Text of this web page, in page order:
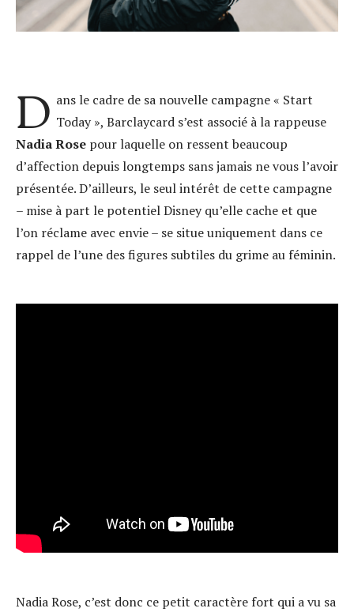
D ans le cadre de sa nouvelle campagne « Start
Today », Barclaycard s’est associé à la rappeuse
Nadia Rose pour laquelle on ressent beaucoup
d’affection depuis longtemps sans jamais ne vous l’avoir
présentée. D’ailleurs, le seul intérêt de cette campagne
– mise à part le potentiel Disney qu’elle cache et que
l’on réclame avec envie – se situe uniquement dans ce
rappel de l’une des figures subtiles du grime au féminin.
Nadia Rose, c’est donc ce petit caractère fort qui a vu sa